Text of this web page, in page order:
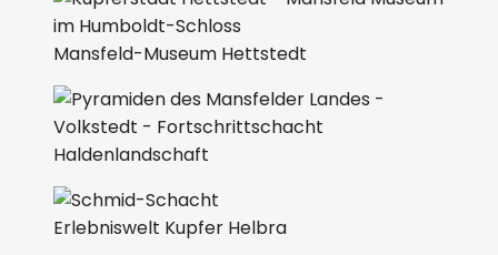
Mansfeld-Museum Hettstedt
Haldenlandschaft
Erlebniswelt Kupfer Helbra